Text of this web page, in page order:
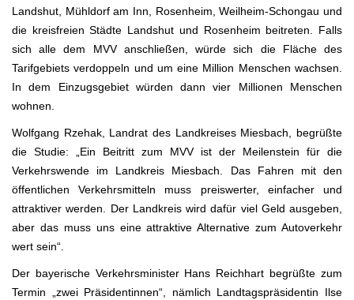
Landshut, Mühldorf am Inn, Rosenheim, Weilheim-Schongau und
die kreisfreien Städte Landshut und Rosenheim beitreten. Falls
sich alle dem MVV anschließen, würde sich die Fläche des
Tarifgebiets verdoppeln und um eine Million Menschen wachsen.
In dem Einzugsgebiet würden dann vier Millionen Menschen
wohnen.
Wolfgang Rzehak, Landrat des Landkreises Miesbach, begrüßte
die Studie: „Ein Beitritt zum MVV ist der Meilenstein für die
Verkehrswende im Landkreis Miesbach. Das Fahren mit den
öffentlichen Verkehrsmitteln muss preiswerter, einfacher und
attraktiver werden. Der Landkreis wird dafür viel Geld ausgeben,
aber das muss uns eine attraktive Alternative zum Autoverkehr
wert sein“.
Der bayerische Verkehrsminister Hans Reichhart begrüßte zum
Termin „zwei Präsidentinnen“, nämlich Landtagspräsidentin Ilse